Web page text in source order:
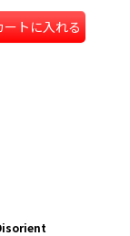
ートに入れる